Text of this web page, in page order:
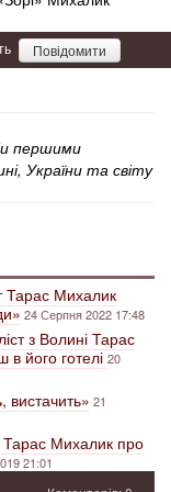
Повідомити
першими
України та світу
Тарас Михалик
24 Серпня 2022 17:48
з Волині Тарас
в його готелі20
вистачить» 21
Михалик про
21:01